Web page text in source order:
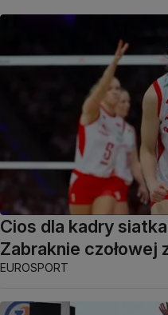
Cios dla kadry
Zabraknie czołowej
EUROSPORT